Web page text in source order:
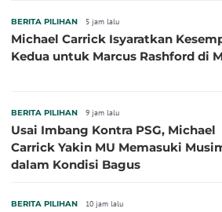
BERITA PILIHAN 5 jam lalu
Michael Carrick Isyaratkan
Kedua untuk Marcus Rashford di
BERITA PILIHAN 9 jam lalu
Usai Imbang Kontra PSG, Michael
Carrick Yakin MU Memasuki
dalam Kondisi Bagus
BERITA PILIHAN 10 jam lalu